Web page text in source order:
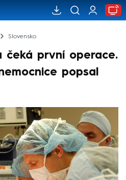
Slovensko
čeká první operace.
popsal